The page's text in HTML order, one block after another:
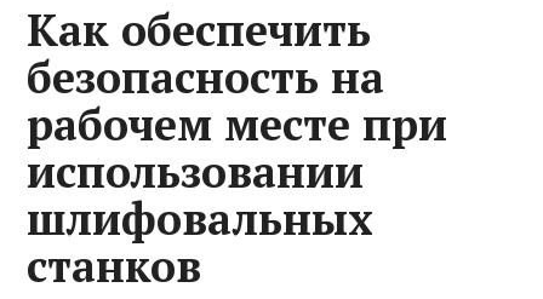
Как обеспечить
безопасность на
рабочем месте при
использовании
шлифовальных
станков